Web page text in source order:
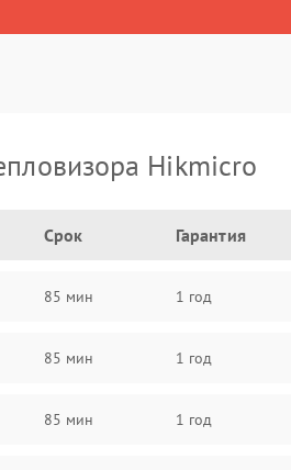
Hikmicro
Срок Гарантия
85 мин 1 год
85 мин 1 год
85 мин 1 год